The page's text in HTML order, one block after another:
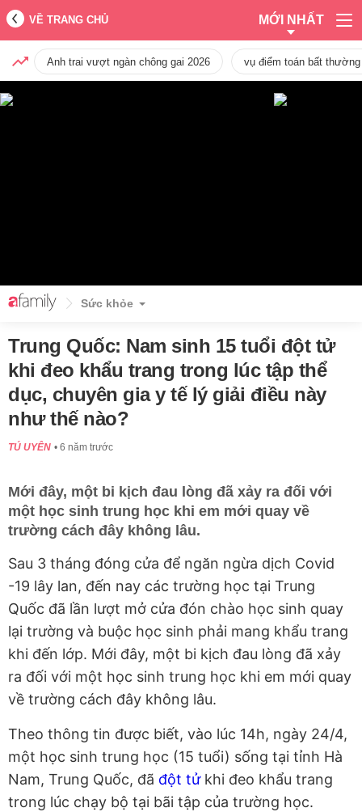
VỀ TRANG CHỦ MỚI NHẤT
Anh trai vượt ngàn chông gai 2026 vụ điểm toán bất
Sức khỏe
Trung Quốc: Nam sinh 15 tuổi đột tử
khi đeo khẩu trang trong lúc tập thể
dục, chuyên gia y tế lý giải điều này
như thế nào?
TÚ UYÊN 6 năm trước
Mới đây, một bi kịch đau lòng đã xảy ra đối với
một học sinh trung học khi em mới quay về
trường cách đây không lâu.
Sau 3 tháng đóng cửa để ngăn ngừa dịch Covid
-19 lây lan, đến nay các trường học tại Trung
Quốc đã lần lượt mở cửa đón chào học sinh quay
lại trường và buộc học sinh phải mang khẩu trang
khi đến lớp. Mới đây, một bi kịch đau lòng đã xảy
ra đối với một học sinh trung học khi em mới quay
về trường cách đây không lâu.
Theo thông tin được biết, vào lúc 14h, ngày 24/4,
một học sinh trung học (15 tuổi) sống tại tỉnh Hà
Nam, Trung Quốc, đã đột tửkhi đeo khẩu trang
trong lúc chạy bộ tại bãi tập của trường học.